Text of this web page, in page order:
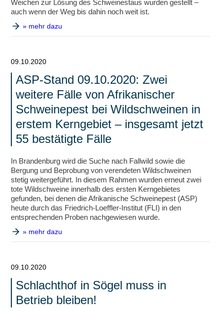
Weichen zur Lösung des Schweinestaus wurden gestellt –
auch wenn der Weg bis dahin noch weit ist.
» mehr dazu
09.10.2020
ASP-Stand 09.10.2020: Zwei
weitere Fälle von Afrikanischer
Schweinepest bei Wildschweinen in
erstem Kerngebiet – insgesamt jetzt
55 bestätigte Fälle
In Brandenburg wird die Suche nach Fallwild sowie die
Bergung und Beprobung von verendeten Wildschweinen
stetig weitergeführt. In diesem Rahmen wurden erneut zwei
tote Wildschweine innerhalb des ersten Kerngebietes
gefunden, bei denen die Afrikanische Schweinepest (ASP)
heute durch das Friedrich-Loeffler-Institut (FLI) in den
entsprechenden Proben nachgewiesen wurde.
» mehr dazu
09.10.2020
Schlachthof in Sögel muss in
Betrieb bleiben!